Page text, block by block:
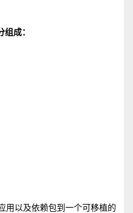
成：
用以及依赖包到一个可移植的